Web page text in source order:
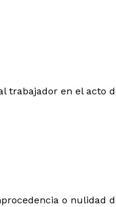
trabajador en el
o nulidad